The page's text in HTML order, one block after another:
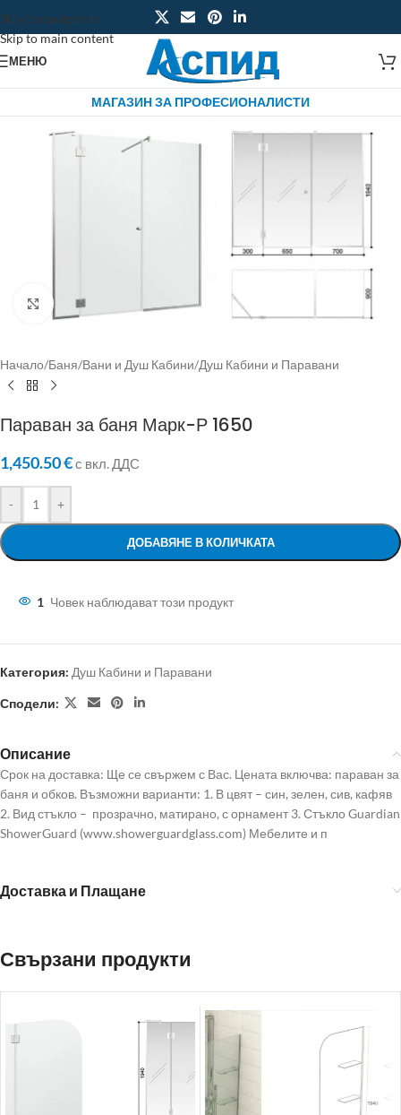
Skip to navigation
Skip to main content
МЕНЮ
МАГАЗИН ЗА ПРОФЕСИОНАЛИСТИ
Click to enlarge
Начало/Баня/Вани и Душ Кабини/Душ Кабини и Паравани
Параван за баня Марк-Р 1650
1,450.50€с вкл. ДДС
- +
ДОБАВЯНЕ В КОЛИЧКАТА
1 Човек наблюдават този продукт
Категория: Душ Кабини и Паравани
Сподели:
Описание
Срок на доставка: Ще се свържем с Вас. Цената включва: параван за
баня и обков. Възможни варианти: 1. В цвят – син, зелен, сив, кафяв
2. Вид стъкло – прозрачно, матирано, с орнамент 3. Стъкло Guardian
ShowerGuard (www.showerguardglass.com) Мебелите и п
Доставка и Плащане
Свързани продукти